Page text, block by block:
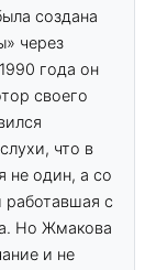
создана
через
года он
своего
что в
не один, а со
с
Но Жмакова
и не